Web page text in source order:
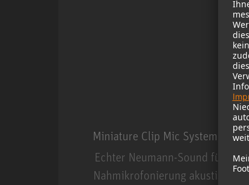
Miniature Clip Mic System MCM
Echter Neumann-Sound für die
Nahmikrofonierung akustischer